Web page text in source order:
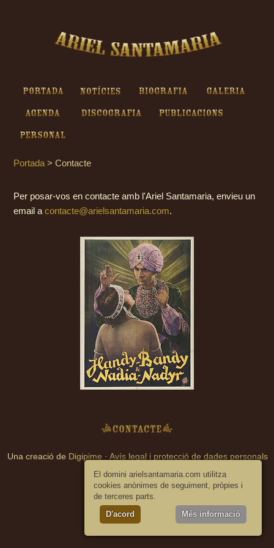
Portada Notícies Biografia Galeria
Agenda Discografia Publicacions
Personal
Portada >Contacte
Per posar-vos en contacte amb l'Ariel Santamaria, envieu un
email acontacte@arielsantamaria.com.
Una creació de Digipime · Avís legal i protecció de dades personals
El domini arielsantamaria.com utilitza
cookies anònimes de seguiment, pròpies i
de terceres parts.
D'acord
Més informació